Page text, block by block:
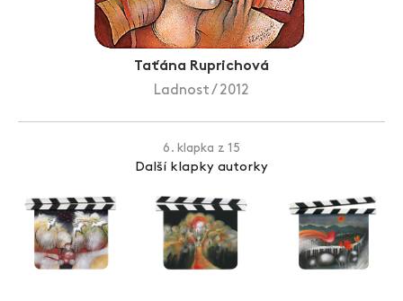
Taťána Ruprichová
Ladnost / 2012
6. klapka z 15
Další klapky autorky